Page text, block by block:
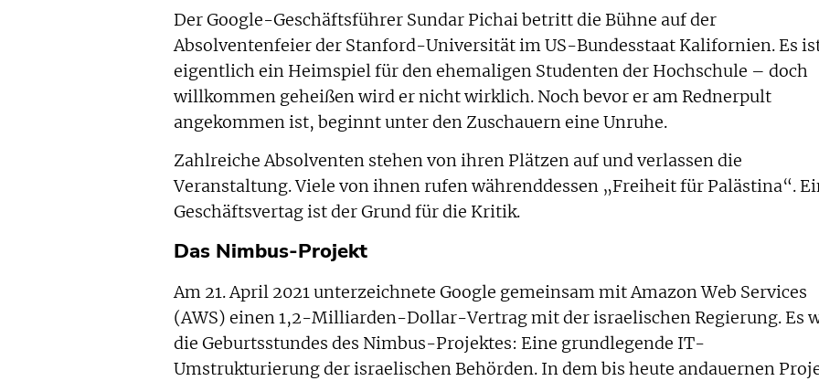
Der Google-Geschäftsführer Sundar Pichai betritt die Bühne auf der
Absolventenfeier der Stanford-Universität im US-Bundesstaat Kalifornien. Es
eigentlich ein Heimspiel für den ehemaligen Studenten der Hochschule – doch
willkommen geheißen wird er nicht wirklich. Noch bevor er am Rednerpult
angekommen ist, beginnt unter den Zuschauern eine Unruhe.
Zahlreiche Absolventen stehen von ihren Plätzen auf und verlassen die
Veranstaltung. Viele von ihnen rufen währenddessen „Freiheit für Palästina“.
Geschäftsvertag ist der Grund für die Kritik.
Das Nimbus-Projekt
Am 21. April 2021 unterzeichnete Google gemeinsam mit Amazon Web Services
(AWS) einen 1,2-Milliarden-Dollar-Vertrag mit der israelischen Regierung. Es
die Geburtsstundes des Nimbus-Projektes: Eine grundlegende IT-
Umstrukturierung der israelischen Behörden. In dem bis heute andauernen